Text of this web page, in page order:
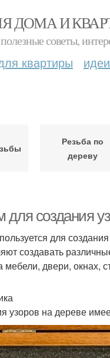
ДОМА И
советы,
квартиры
Резьба по
дереву
для создания
для
создавать
двери, окнах,
узоров на дереве